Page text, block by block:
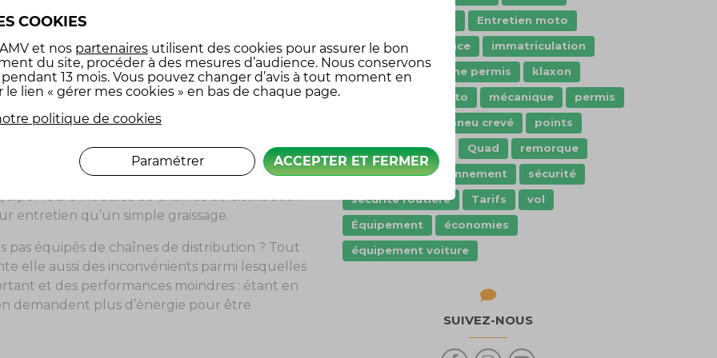
des constructeurs et des modèles de
d’une courroie de distribution est régi par
vous allez devoir changer votre courroie de
votre véhicule : celui-ci indiquera le
changée.
leurs modèles de chaînes de distribution
entretien qu’un simple graissage.
pas équipés de chaînes de distribution ? Tout
elle aussi des inconvénients parmi lesquelles
et des performances moindres : étant en
demandent plus d’énergie pour être
Entretien moto
Garanties assurance
immatriculation
Innovation
jeune permis
klaxon
Moto mécanique
permis
pneu crevé
points
Prêt de véhicule
Quad
remorque
scooter
stationnement
sécurité
sécurité routière
Tarifs
vol
Équipement
économies
équipement voiture
SUIVEZ-NOUS
COOKIES
et nos partenaires utilisent des cookies pour assurer le bon
du site, procéder à des mesures d’audience. Nous conservons
13 mois. Vous pouvez changer d’avis à tout moment en
lien « gérer mes cookies » en bas de chaque page.
politique de cookies
ACCEPTER ET FERMER
Paramétrer